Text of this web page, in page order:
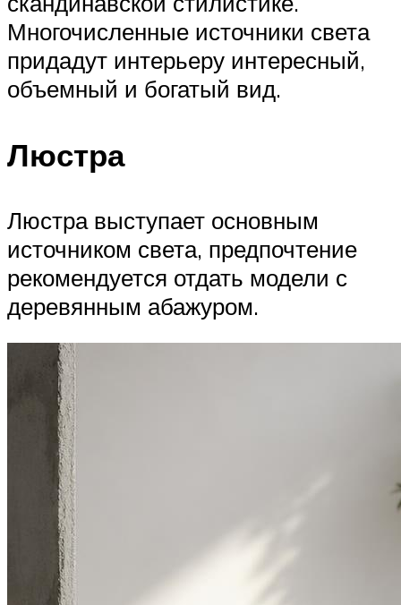
Многочисленные источники света
придадут интерьеру интересный,
объемный и богатый вид.
Люстра
Люстра выступает основным
источником света, предпочтение
рекомендуется отдать модели с
деревянным абажуром.